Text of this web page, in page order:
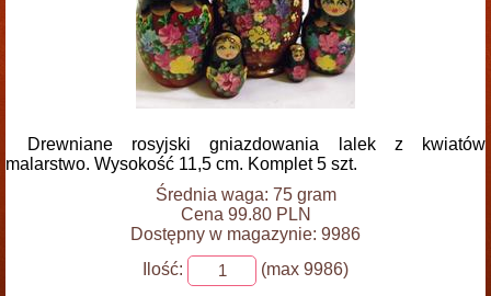
Drewniane rosyjski gniazdowania lalek z kwiatów
malarstwo. Wysokość 11,5 cm. Komplet 5 szt.
Średnia waga: 75 gram
Cena 99.80 PLN
Dostępny w magazynie: 9986
Ilość:
(max 9986)